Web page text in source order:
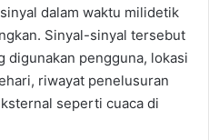
dalam waktu milidetik
Sinyal-sinyal tersebut
digunakan pengguna, lokasi
riwayat penelusuran
seperti cuaca di